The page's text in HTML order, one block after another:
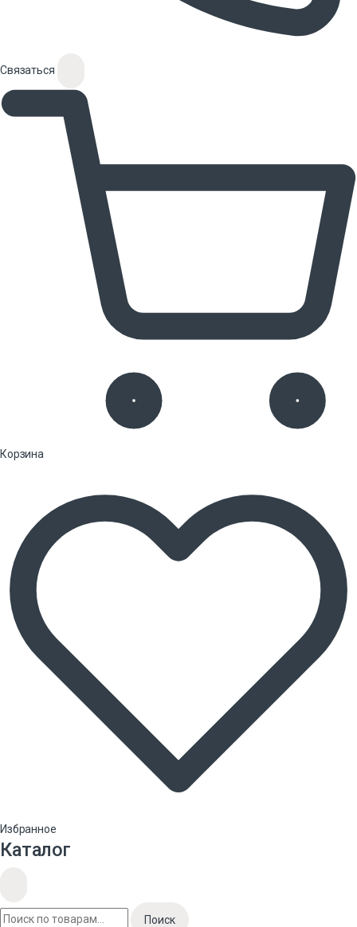
Связаться
Корзина
Избранное
Каталог
Поиск